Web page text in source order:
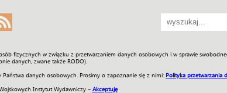
fizycznych w związku z przetwarzaniem danych osobowych i w sprawie
danych, zwane także RODO).
danych osobowych. Prosimy o zapoznanie się z nimi: Polityka przetwarzania
Instytut Wydawniczy – Akceptuję
Wideo ENGLISH SKLEP Jednodniówki